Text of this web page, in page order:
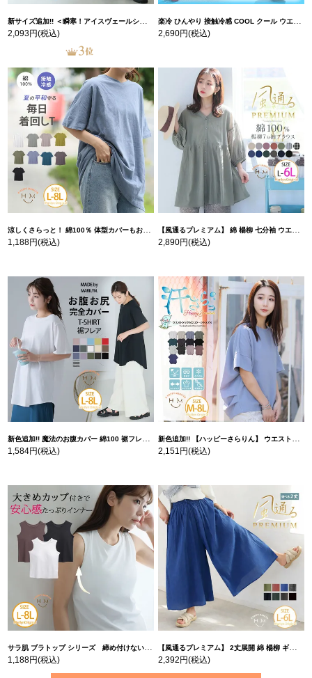
新サイズ追加!! ＜瞬寒！アイスヴェールシリーズ＞ 美脚 ジョガーパンツ 【ウェストゴム】 【ストレッチ】 | 大きいサイズの通販ならハッピーマリリン
2,093円(税込)
楽冷 ひんやり 接触冷感 COOL クール ウエストゴム 楽ちん ストレッチ 美脚 レギパン 【ストレッチ】 | 大きいサイズの通販ならハッピーマリリン
2,690円(税込)
涼しくさらっと！ 綿100％ 体型カバーもお洒落も叶える 風合いコットン ゆるシルエット ドルマン | 大きいサイズの通販ならハッピーマリリン
1,188円(税込)
【風通るプレミアム】 綿 楊柳 七分袖 ウエストギャザー ブラウス | 大きいサイズの通販ならハッピーマリリン
2,890円(税込)
新色追加!! 魔法のお腹カバー 綿100 裾フレア Tシャツ | 大きいサイズの通販ならハッピーマリリン
1,584円(税込)
新色追加!! 【ハッピーさらりん】 ウエストタック入り スッキリ魅せ コクーントップス | 大きいサイズの通販ならハッピーマリリン
2,151円(税込)
サラ肌 ブラトップ シリーズ 締め付けない リブ タンクトップ | 大きいサイズの通販ならハッピーマリリン
1,188円(税込)
【風通るプレミアム】 2丈展開 綿 楊柳 ギャザー フレア スカンツ 【ウェストゴム】 | 大きいサイズの通販ならハッピーマリリン
2,392円(税込)